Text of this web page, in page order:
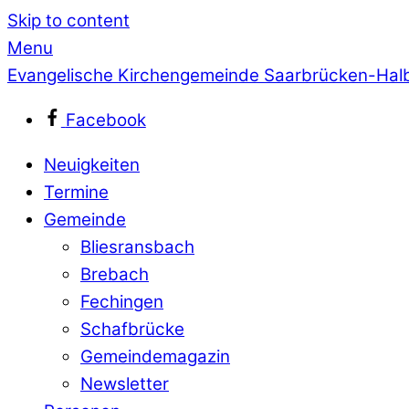
Skip to content
Menu
Evangelische Kirchengemeinde Saarbrücken-
Facebook
Neuigkeiten
Termine
Gemeinde
Bliesransbach
Brebach
Fechingen
Schafbrücke
Gemeindemagazin
Newsletter